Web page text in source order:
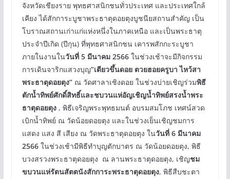
จังหวัดเชียงราย พุทธศาสนิกชนทั่วประเทศ และประเทศใกล้
เคียง ได้สักการะบูชาพระธาตุดอยตุงบูชนียสถานสำคัญ เป็น
โบราณสถานเก่าแก่แห่งหนึ่งในภาคเหนือ และเป็นพระธาตุ
ประจำปีเกิด (ปีกุน) ที่พุทธศาสนิกชน เคารพสักกะระบูชา
ภายในงานในวันที่ 5 มีนาคม 2566ในช่วงเช้าจะมีกิจกรรม
การเดินจาริกแสวงบุญ”เตียวขึ้นดอย ตวยฮอยครูบา ไหว้สา
พระธาตุดอยตุง”ณ วัดศาลาเชิงดอย ในช่วงบ่ายเชิญร่วมพิธี
ตักน้ำทิพย์ศักดิ์สิทธิ์และชบวนแห่อัญเชิญน้ำทิพย์สรงน้ำพระ
ธาตุดอยตุง, พิธีเจริญพระพุทธมนต์ อบรมสมโภช เทศน์สวด
เบิกน้ำทิพย์ ณ วัดน้อยดอยตุง และในช่วงเย็นเชิญชมการ
แสดง แสง สี เสียง ณ วัดพระธาตุดอยตุง ในวันที่ 6 มีนาคม
2566ในช่วงเช้ามีพิธีทำบุญตักบาตร ณ วัดน้อยดอยตุง, พิธี
บวงสรวงพระธาตุดอยตุง ณ ลานพระธาตุดอยตุง, เชิญชม
ขบวนแห่รัตนสัตตนังสักการะพระธาตุดอยตุง, พิธีสืบชะตา